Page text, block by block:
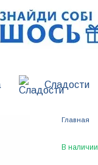
Сладости
Главная
В наличии